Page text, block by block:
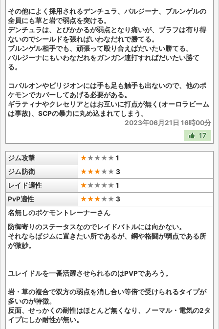
その他によく採用されるデンチュラ、バルジーナ、ブルンゲルの
全員にも草と岩で弱点を突ける。
デンチュラは、とびかかるが弱点となり痛いが、ブラフは有り得
ないのでシールドを張ればいわなだれで勝てる。
ブルンゲル相手でも、頑張って殴り合えばだいたい勝てる。
バルジーナにもいわなだれをガンガン連打すればだいたい勝て
る。
コバルオンやビリジオンには手も足も触手も出ないので、他のポ
ケモンでカバーしてあげる必要がある。
ギラティナやクレセリアとはお互いに打点が無く(オーロラビーム
は事故)、SCPの暴力に丸め込まれてしまう。
2023年06月21日 16時00分
17
ジム攻撃 ★★★★★ 1
ジム防衛
★★★★★ 3
レイド適性
★★★★★ 1
PvP適性
★★★★★ 3
名無しのポケモントレーナーさん
防御寄りのステータスなのでレイドバトルには向かない。
それならばジムに置きたい所であるが、鋼や格闘が弱点である所
が微妙。
ユレイドルを一番活躍させられるのはPVPであろう。
岩・草の複合で双方の弱点を消し合い等倍で受けられるタイプが
多いのが特徴。
反面、せっかくの耐性はほとんど無くなり、ノーマル・電気の2タ
イプにしか耐性が無い。